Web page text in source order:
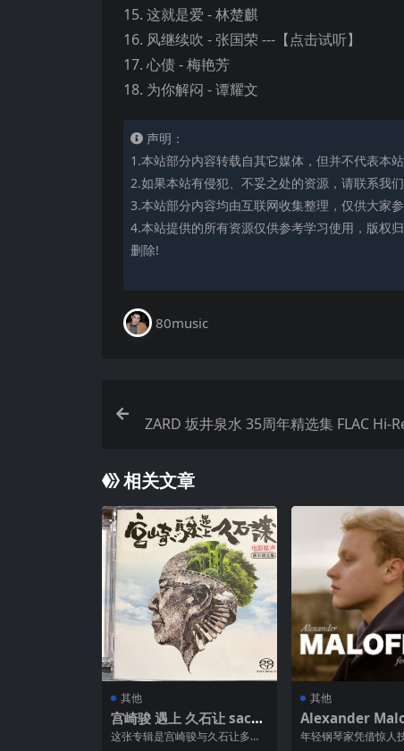
15. 这就是爱 - 林楚麒
16. 风继续吹 - 张国荣 ---【点击试听】
17. 心债 - 梅艳芳
18. 为你解闷 - 谭耀文
声明：
1.本站部分内容转载自其它媒体，但并不代表本
2.如果本站有侵犯、不妥之处的资源，请联系我
3.本站部分内容均由互联网收集整理，仅供大家
4.本站提供的所有资源仅供参考学习使用，版权
删除!
80music
ZARD 坂井泉水 35周年精选集 FLAC Hi-Res +ALA
相关文章
其他
宫崎骏 遇上 久石让 sacd
iso
这张专辑是宫崎骏与久石让多年
其他
Alexander
Forgotten
年轻钢琴家凭借惊人